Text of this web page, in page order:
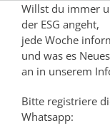
Willst du immer
der ESG angeht,
jede Woche
und was es
an in unserem
Bitte registriere
Whatsapp: